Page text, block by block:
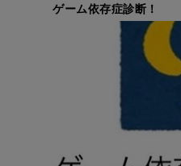
ゲーム依存症診断！